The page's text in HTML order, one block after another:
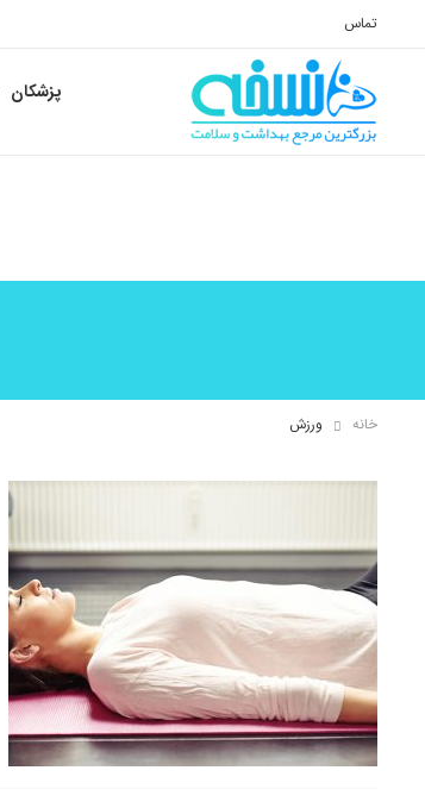
تماس
پزشکان
خانه ورزش